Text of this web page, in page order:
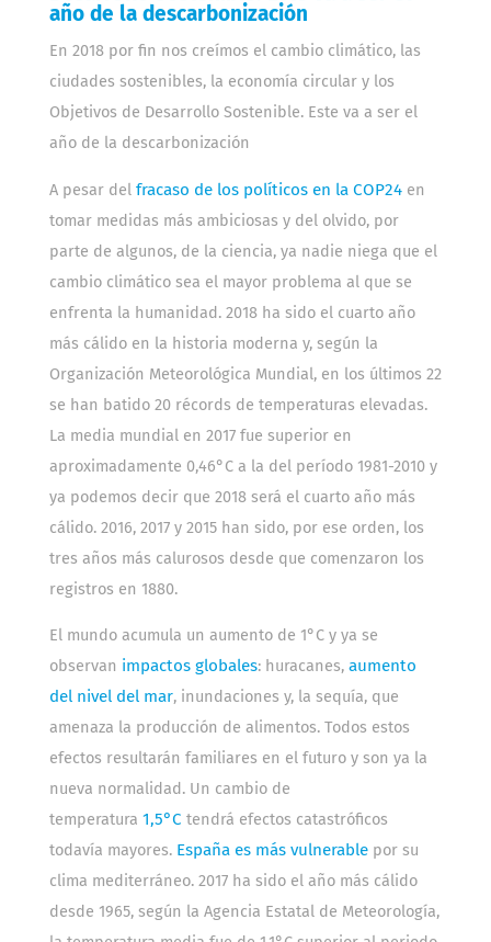
año de la descarbonización
En 2018 por fin nos creímos el cambio climático, las
ciudades sostenibles, la economía circular y los
Objetivos de Desarrollo Sostenible. Este va a ser el
año de la descarbonización
A pesar del fracaso de los políticos en la COP24en
tomar medidas más ambiciosas y del olvido, por
parte de algunos, de la ciencia, ya nadie niega que el
cambio climático sea el mayor problema al que se
enfrenta la humanidad. 2018 ha sido el cuarto año
más cálido en la historia moderna y, según la
Organización Meteorológica Mundial, en los últimos 22
se han batido 20 récords de temperaturas elevadas.
La media mundial en 2017 fue superior en
aproximadamente 0,46°C a la del período 1981-2010 y
ya podemos decir que 2018 será el cuarto año más
cálido. 2016, 2017 y 2015 han sido, por ese orden, los
tres años más calurosos desde que comenzaron los
registros en 1880.
El mundo acumula un aumento de 1°C y ya se
observan impactos globales: huracanes, aumento
del nivel del mar, inundaciones y, la sequía, que
amenaza la producción de alimentos. Todos estos
efectos resultarán familiares en el futuro y son ya la
nueva normalidad. Un cambio de
temperatura 1,5°C tendrá efectos catastróficos
todavía mayores. España es más vulnerablepor su
clima mediterráneo. 2017 ha sido el año más cálido
desde 1965, según la Agencia Estatal de Meteorología,